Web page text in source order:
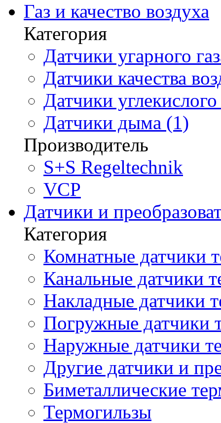
Газ и качество воздуха
Категория
Датчики угарного
Датчики качества
Датчики
Датчики дыма (1)
Производитель
S+S Regeltechnik
VCP
Датчики и
Категория
Комнатные датчики
Канальные датчики
Накладные датчики
Погружные датчики
Наружные датчики
Другие датчики и
Биметаллические
Термогильзы